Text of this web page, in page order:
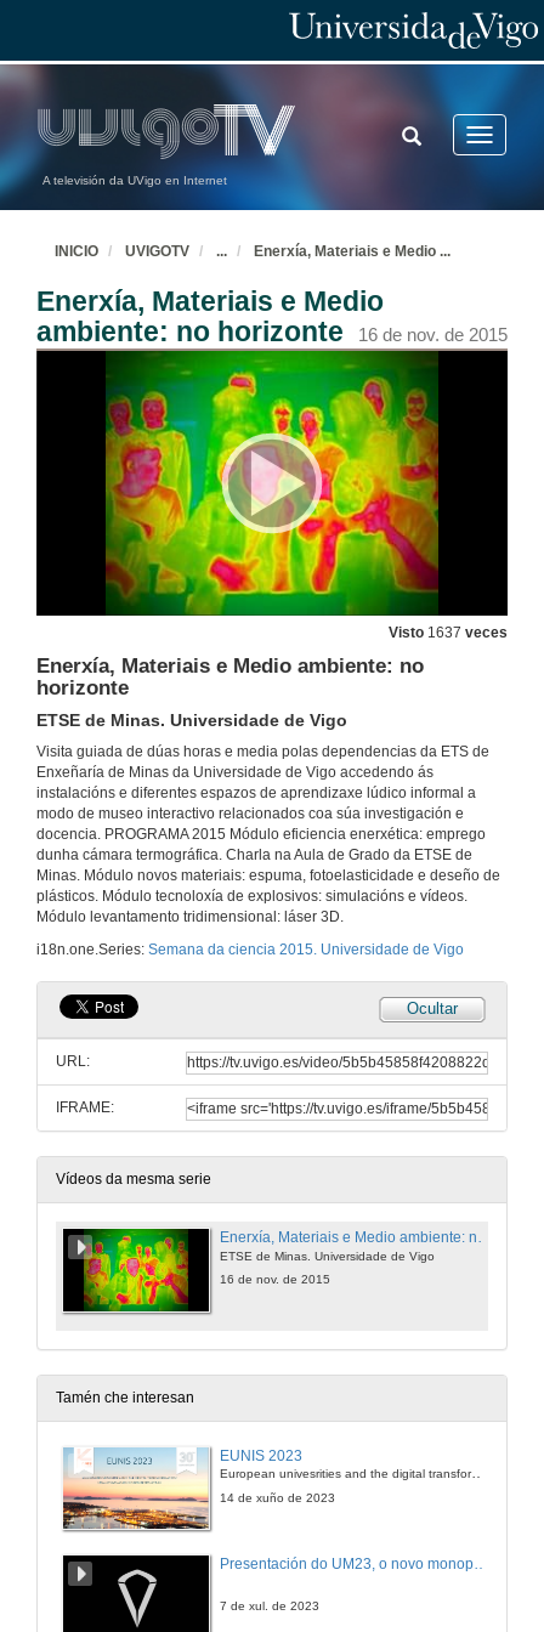
A televisión da UVigo en Internet
Toggle
TOGGLE
SEARCH
INICIO UVIGOTV ... Enerxía, Materiais e Medio ...
Enerxía, Materiais e Medio
ambiente: no horizonte
16 de nov. de 2015
Visto 1637 veces
Enerxía, Materiais e Medio ambiente: no
horizonte
ETSE de Minas. Universidade de Vigo
Visita guiada de dúas horas e media polas dependencias da ETS de
Enxeñaría de Minas da Universidade de Vigo accedendo ás
instalacións e diferentes espazos de aprendizaxe lúdico informal a
modo de museo interactivo relacionados coa súa investigación e
docencia. PROGRAMA 2015 Módulo eficiencia enerxética: emprego
dunha cámara termográfica. Charla na Aula de Grado da ETSE de
Minas. Módulo novos materiais: espuma, fotoelasticidade e deseño de
plásticos. Módulo tecnoloxía de explosivos: simulacións e vídeos.
Módulo levantamento tridimensional: láser 3D.
i18n.one.Series: Semana da ciencia 2015. Universidade de Vigo
Ocultar
URL:
IFRAME:
Vídeos da mesma serie
Enerxía, Materiais e Medio ambiente: no horizonte
ETSE de Minas. Universidade de Vigo
16 de nov. de 2015
Tamén che interesan
EUNIS 2023
European univesrities and the digital transformation: challenges and opportunities ahead
14 de xuño de 2023
Presentación do UM23, o novo monopraza de UVigo Motorsport
7 de xul. de 2023